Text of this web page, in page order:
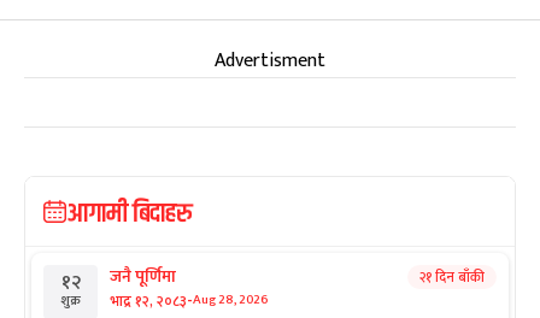
Advertisment
आगामी बिदाहरु
१२
शुक्र
जनै पूर्णिमा
भाद्र १२, २०८३-Aug 28, 2026
२१ दिन बाँकी